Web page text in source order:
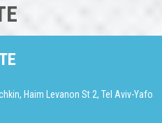
, Haim Levanon St 2, Tel Aviv-Yafo